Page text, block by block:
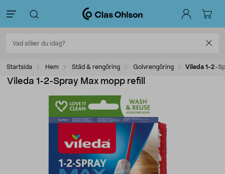
Startsida Hem Städ & rengöring Golvrengöring Vileda 1-2-
Vileda 1-2-Spray Max mopp refill